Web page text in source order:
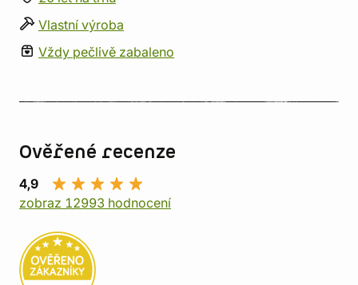
Vlastní výroba
Vždy pečlivě zabaleno
Ověřené recenze
4,9
zobraz 12993 hodnocení